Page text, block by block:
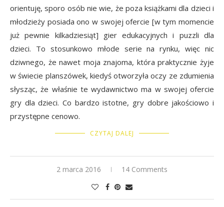
orientuję, sporo osób nie wie, że poza książkami dla dzieci i
młodzieży posiada ono w swojej ofercie [w tym momencie
już pewnie kilkadziesiąt] gier edukacyjnych i puzzli dla
dzieci. To stosunkowo młode serie na rynku, więc nic
dziwnego, że nawet moja znajoma, która praktycznie żyje
w świecie planszówek, kiedyś otworzyła oczy ze zdumienia
słysząc, że właśnie te wydawnictwo ma w swojej ofercie
gry dla dzieci. Co bardzo istotne, gry dobre jakościowo i
przystępne cenowo.
CZYTAJ DALEJ
2 marca 2016 14 Comments